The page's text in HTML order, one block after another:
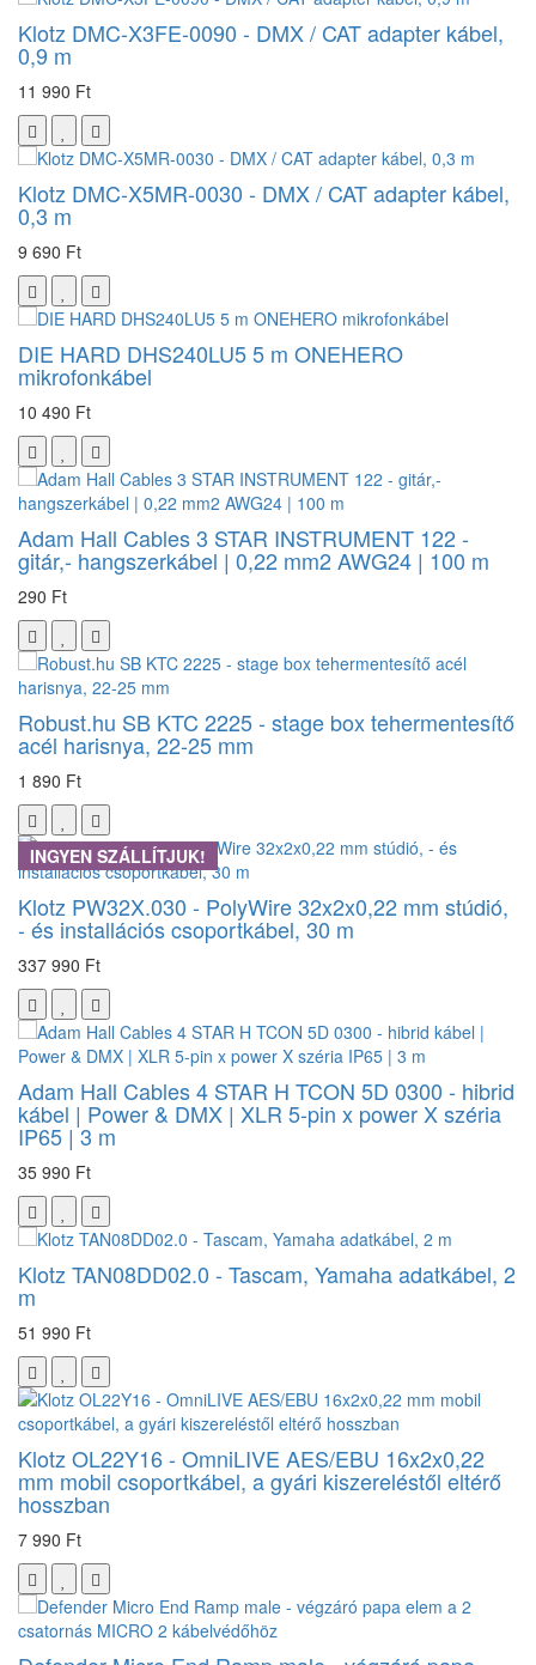
Klotz DMC-X3FE-0090 - DMX / CAT adapter kábel,
0,9 m
11 990 Ft
Klotz DMC-X5MR-0030 - DMX / CAT adapter kábel,
0,3 m
9 690 Ft
DIE HARD DHS240LU5 5 m ONEHERO
mikrofonkábel
10 490 Ft
Adam Hall Cables 3 STAR INSTRUMENT 122 -
gitár,- hangszerkábel | 0,22 mm2 AWG24 | 100 m
290 Ft
Robust.hu SB KTC 2225 - stage box tehermentesítő
acél harisnya, 22-25 mm
1 890 Ft
INGYEN SZÁLLÍTJUK!
Klotz PW32X.030 - PolyWire 32x2x0,22 mm stúdió,
- és installációs csoportkábel, 30 m
337 990 Ft
Adam Hall Cables 4 STAR H TCON 5D 0300 - hibrid
kábel | Power & DMX | XLR 5-pin x power X széria
IP65 | 3 m
35 990 Ft
Klotz TAN08DD02.0 - Tascam, Yamaha adatkábel, 2
m
51 990 Ft
Klotz OL22Y16 - OmniLIVE AES/EBU 16x2x0,22
mm mobil csoportkábel, a gyári kiszereléstől eltérő
hosszban
7 990 Ft